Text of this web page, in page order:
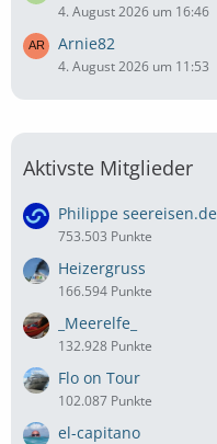
4. August 2026 um 16:46
Arnie82
4. August 2026 um 11:53
Aktivste Mitglieder
Philippe seereisen.de
753.503 Punkte
Heizergruss
166.594 Punkte
_Meerelfe_
132.928 Punkte
Flo on Tour
102.087 Punkte
el-capitano